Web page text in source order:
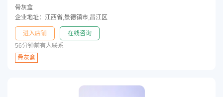
骨灰盒
企业地址：江西省,景德镇市,昌江区
进入店铺
在线咨询
56分钟前有人联系
骨灰盒